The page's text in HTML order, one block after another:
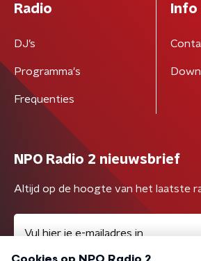
Radio
DJ’s
Programma's
Frequenties
Info
NPO Radio 2 nieuwsbrief
Altijd op de hoogte van het laatste